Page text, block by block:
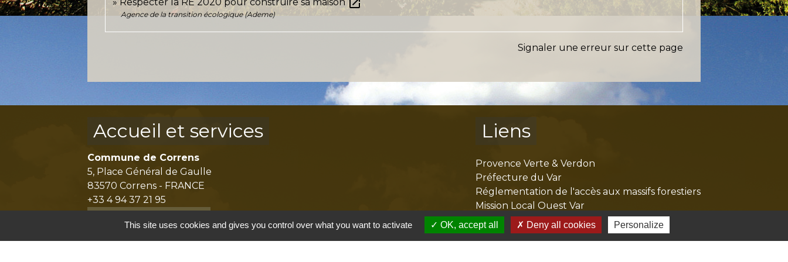
Respecter la RE 2020 pour construire sa maison open_in_new
Agence de la transition écologique (Ademe)
Signaler une erreur sur cette page
Accueil et services
Commune de Correns
5, Place Général de Gaulle
83570 Correns - FRANCE
+33 4 94 37 21 95
Liens
Provence Verte & Verdon
Préfecture du Var
Réglementation de l'accès aux massifs forestiers
Mission Local Ouest Var
Agglomération Provence Verte
This site uses cookies and gives you control over what you want to activate OK, accept all Deny all cookies Personalize